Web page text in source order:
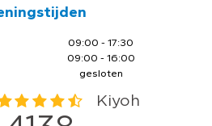
09:00 - 17:30
09:00 - 16:00
gesloten